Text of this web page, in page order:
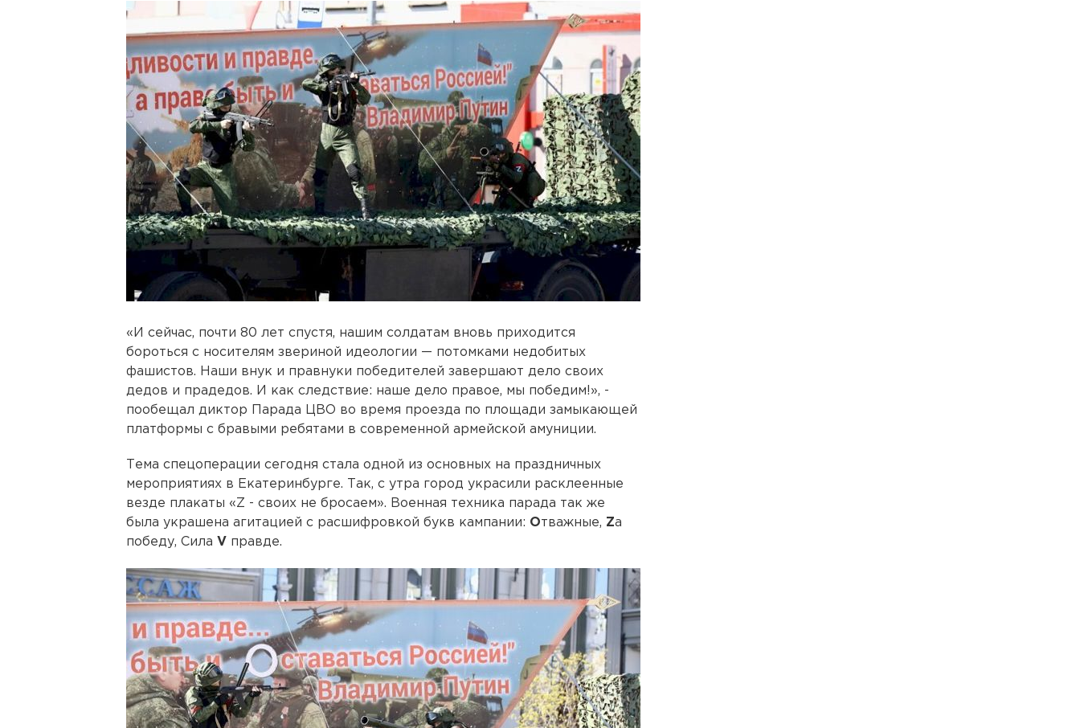
«И сейчас, почти 80 лет спустя, нашим солдатам вновь приходится
бороться с носителям звериной идеологии — потомками недобитых
фашистов. Наши внук и правнуки победителей завершают дело своих
дедов и прадедов. И как следствие: наше дело правое, мы победим!», -
пообещал диктор Парада ЦВО во время проезда по площади замыкающей
платформы с бравыми ребятами в современной армейской амуниции.
Тема спецоперации сегодня стала одной из основных на праздничных
мероприятиях в Екатеринбурге. Так, с утра город украсили расклеенные
везде плакаты «Z - своих не бросаем». Военная техника парада так же
была украшена агитацией с расшифровкой букв кампании: Oтважные, Zа
победу, Сила V правде.